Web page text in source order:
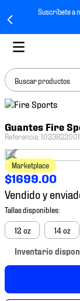
Suscríbete a
Buscar productos
Guantes Fire
Referencia:1023822001
Marketplace
$1699.00
Vendido y
12 oz 14 oz
Inventario
BUSCADOS
2.
tenis hombre
3 .
tenis
4.
tenis futbol
5.
mochila
6.
jersey
7.
mochilas